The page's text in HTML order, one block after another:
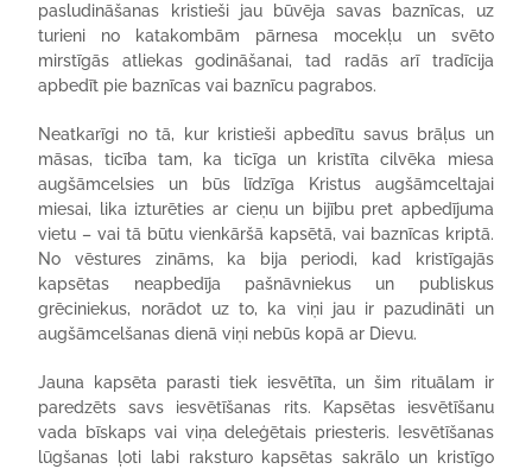
pasludināšanas kristieši jau būvēja savas baznīcas, uz
turieni no katakombām pārnesa mocekļu un svēto
mirstīgās atliekas godināšanai, tad radās arī tradīcija
apbedīt pie baznīcas vai baznīcu pagrabos.
Neatkarīgi no tā, kur kristieši apbedītu savus brāļus un
māsas, ticība tam, ka ticīga un kristīta cilvēka miesa
augšāmcelsies un būs līdzīga Kristus augšāmceltajai
miesai, lika izturēties ar cieņu un bijību pret apbedījuma
vietu – vai tā būtu vienkāršā kapsētā, vai baznīcas kriptā.
No vēstures zināms, ka bija periodi, kad kristīgajās
kapsētas neapbedīja pašnāvniekus un publiskus
grēciniekus, norādot uz to, ka viņi jau ir pazudināti un
augšāmcelšanas dienā viņi nebūs kopā ar Dievu.
Jauna kapsēta parasti tiek iesvētīta, un šim rituālam ir
paredzēts savs iesvētīšanas rits. Kapsētas iesvētīšanu
vada bīskaps vai viņa deleģētais priesteris. Iesvētīšanas
lūgšanas ļoti labi raksturo kapsētas sakrālo un kristīgo